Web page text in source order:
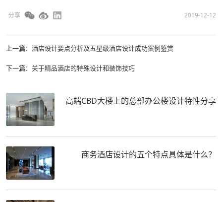
分享 2019-12-12
上一篇： 酒店设计要点分析及五星级酒店设计成功案例鉴赏
下一篇： 关于精品酒店的特殊设计和装饰技巧
高端CBD大楼上的总部办公楼设计特性分享
商务酒店设计的五个特点具体是什么？